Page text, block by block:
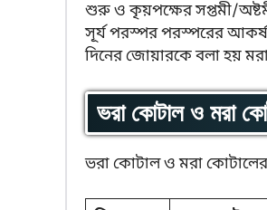
শুরু ও কৃয়পক্ষের সপ্তমী/
সূর্য পরস্পর পরস্পরের
দিনের জোয়ারকে বলা হয়
ভরা কোটাল ও মরা
ভরা কোটাল ও মরা